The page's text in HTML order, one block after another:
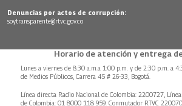
Denuncias por actos de corrupción:
soytransparente@rtvc.gov.co
Horario de atención y entrega
Lunes a viernes de 8:30 a.m.a 1:00 p.m. y de 2:30 p.m. a
de Medios Públicos, Carrera 45 # 26-33, Bogotá.
Línea directa Radio Nacional de Colombia: 2200727,
de Colombia: 01 8000 118 959. Conmutador RTVC